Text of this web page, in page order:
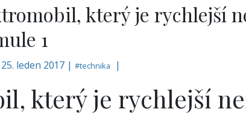
který je rychlejší
1
25. leden 2017 |#technika |
který je rychlejší